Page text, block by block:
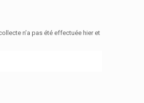
n’a pas été effectuée hier et